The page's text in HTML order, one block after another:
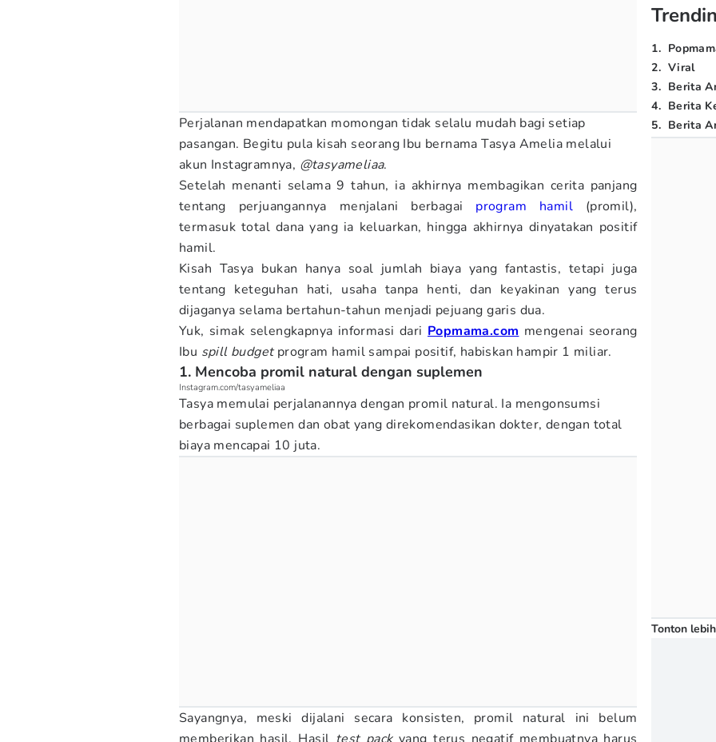
Perjalanan mendapatkan momongan tidak selalu mudah bagi setiap
pasangan. Begitu pula kisah seorang Ibu bernama Tasya Amelia melalui
akun Instagramnya, @tasyameliaa.
Setelah menanti selama 9 tahun, ia akhirnya membagikan cerita panjang
tentang perjuangannya menjalani berbagai program hamil(promil),
termasuk total dana yang ia keluarkan, hingga akhirnya dinyatakan positif
hamil.
Kisah Tasya bukan hanya soal jumlah biaya yang fantastis, tetapi juga
tentang keteguhan hati, usaha tanpa henti, dan keyakinan yang terus
dijaganya selama bertahun-tahun menjadi pejuang garis dua.
Yuk, simak selengkapnya informasi dari Popmama.com mengenai seorang
Ibu spill budgetprogram hamil sampai positif, habiskan hampir 1 miliar.
1. Mencoba promil natural dengan suplemen
Instagram.com/tasyameliaa
Tasya memulai perjalanannya dengan promil natural. Ia mengonsumsi
berbagai suplemen dan obat yang direkomendasikan dokter, dengan total
biaya mencapai 10 juta.
Sayangnya, meski dijalani secara konsisten, promil natural ini belum
1.
2. Viral
3. Berita
4. Berita
5. Berita
Tonton